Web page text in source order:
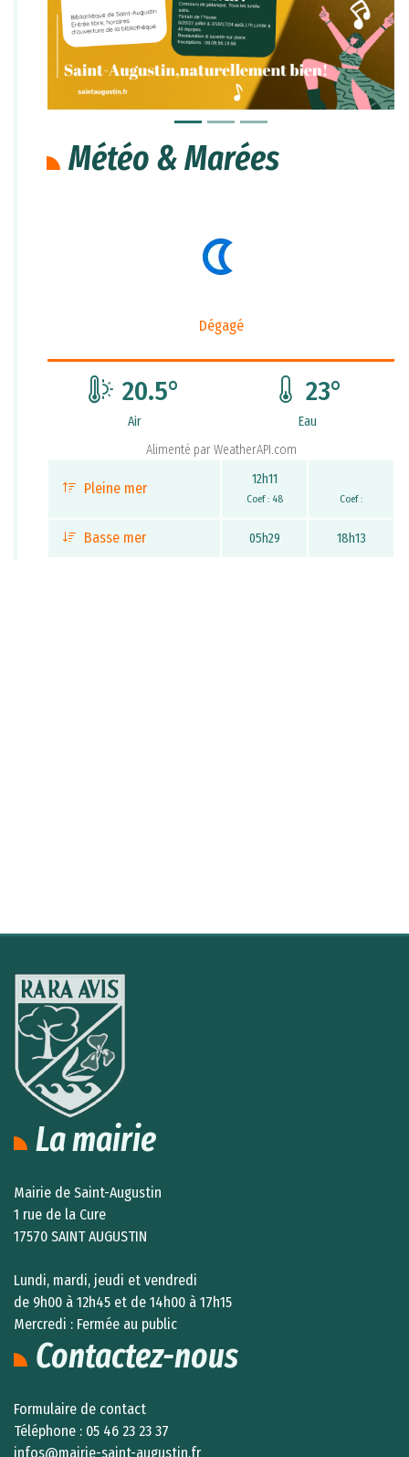
Météo & Marées
Dégagé
20.5°
Air
23°
Eau
Alimenté parWeatherAPI.com
Pleine mer
12h11
Coef : 48 Coef :
Basse mer 05h29 18h13
La mairie
Mairie de Saint-Augustin
1 rue de la Cure
17570 SAINT AUGUSTIN
Lundi, mardi, jeudi et vendredi
de 9h00 à 12h45 et de 14h00 à 17h15
Mercredi : Fermée au public
Contactez-nous
Formulaire de contact
Téléphone : 05 46 23 23 37
infos@mairie-saint-augustin.fr